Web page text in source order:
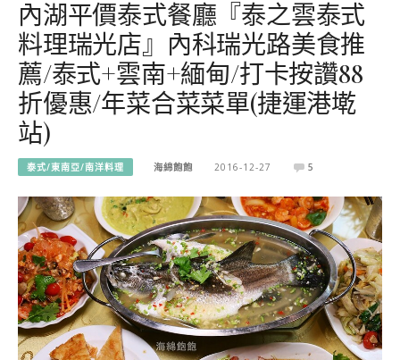
內湖平價泰式餐廳『泰之雲泰式
料理瑞光店』內科瑞光路美食推
薦/泰式+雲南+緬甸/打卡按讚88
折優惠/年菜合菜菜單(捷運港墘
站)
泰式/東南亞/南洋料理 海綿飽飽 2016-12-27 5